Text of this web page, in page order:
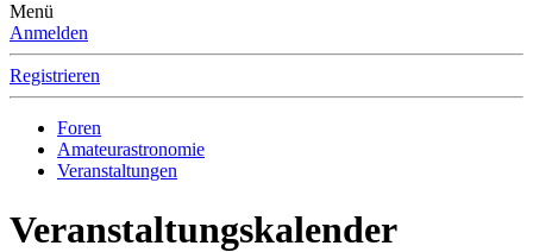
Menü
Anmelden
Registrieren
Foren
Amateurastronomie
Veranstaltungen
Veranstaltungskalender